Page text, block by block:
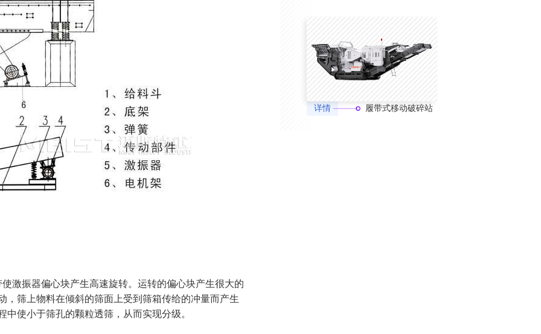
激振器偏心块产生高速旋转。运转的偏心块产生很大的
，筛上物料在倾斜的筛面上受到筛箱传给的冲量而产生
使小于筛孔的颗粒透筛，从而实现分级。
详情 履带式移动破碎站